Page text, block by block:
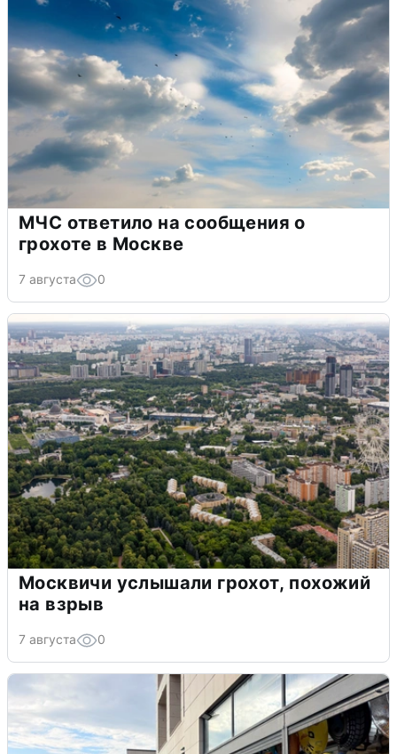
МЧС ответило на сообщения о
грохоте в Москве
7 августа 0
Москвичи услышали грохот, похожий
на взрыв
7 августа 0